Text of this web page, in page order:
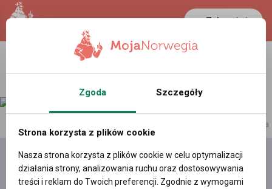
Zaloguj się
reklama
Dodaj
film
Moje
filmy
Wszystkie
Zgoda Szczegóły
Strona korzysta z plików cookie
Nasza strona korzysta z plików cookie w celu optymalizacji
działania strony, analizowania ruchu oraz dostosowywania
treści i reklam do Twoich preferencji. Zgodnie z wymogami